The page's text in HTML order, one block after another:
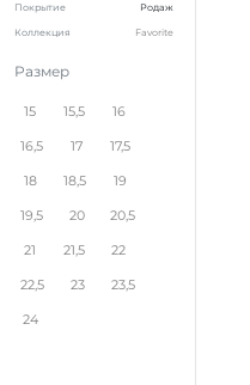
Покрытие Родаж
Коллекция Favorite
Размер
15 15,5 16
16,5 17 17,5
18 18,5 19
19,5 20 20,5
21 21,5 22
22,5 23 23,5
24